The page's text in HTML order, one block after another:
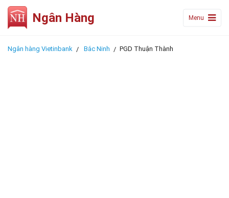
Ngân Hàng Menu
Ngân hàng Vietinbank Bắc Ninh PGD Thuận Thành